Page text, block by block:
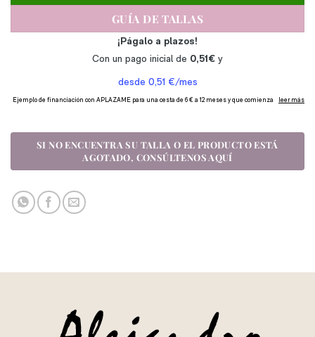
GUÍA DE TALLAS